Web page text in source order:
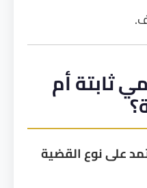
ثابتة أم
على نوع القضية